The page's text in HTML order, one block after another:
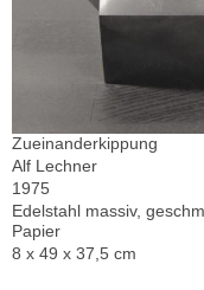
Zueinanderkippung
Alf Lechner
1975
Edelstahl massiv,
Papier
8 x 49 x 37,5 cm